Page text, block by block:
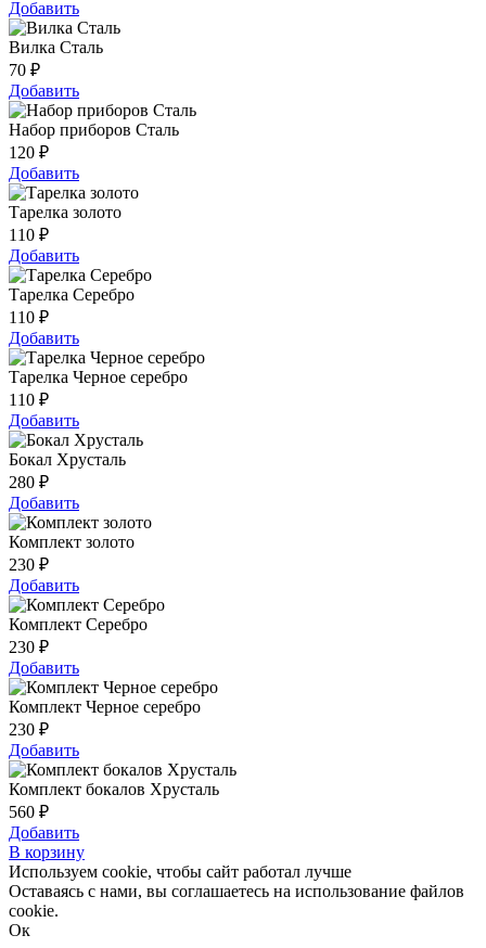
Добавить
Вилка Сталь
70 ₽
Добавить
Набор приборов Сталь
120 ₽
Добавить
Тарелка золото
110 ₽
Добавить
Тарелка Серебро
110 ₽
Добавить
Тарелка Черное серебро
110 ₽
Добавить
Бокал Хрусталь
280 ₽
Добавить
Комплект золото
230 ₽
Добавить
Комплект Серебро
230 ₽
Добавить
Комплект Черное серебро
230 ₽
Добавить
Комплект бокалов Хрусталь
560 ₽
Добавить
В корзину
Используем cookie, чтобы сайт работал лучше
Оставаясь с нами, вы соглашаетесь на использование файлов
cookie.
Ок